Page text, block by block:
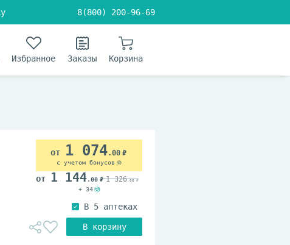
8(800) 200-96-69
Избранное Заказы Корзина
1 074.00
с учетом бонусов
1 144.00 1 326.00
+ 34